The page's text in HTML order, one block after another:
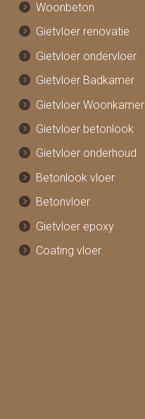
Woonbeton
Gietvloer renovatie
Gietvloer ondervloer
Gietvloer Badkamer
Gietvloer Woonkamer
Gietvloer betonlook
Gietvloer onderhoud
Betonlook vloer
Betonvloer
Gietvloer epoxy
Coating vloer